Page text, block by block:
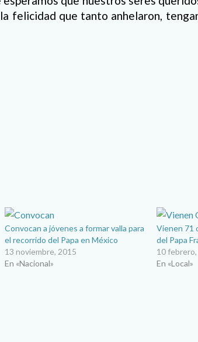
felicidad que tanto anhelaron,
Convocan a jóvenes a formar valla para
el recorrido del Papa en México
13 noviembre, 2015
En «Nacional»
Vienen 71
del Papa
10
En «Local»